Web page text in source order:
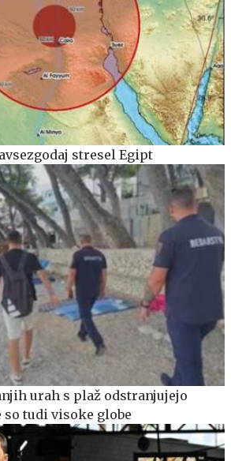
stresel Egipt
urah s plaž odstranjujejo
so tudi visoke globe